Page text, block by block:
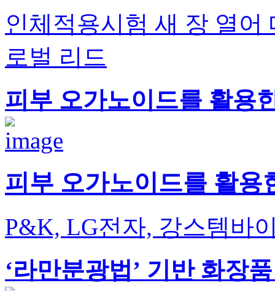
인체적용시험 새 장 열
로벌 리드
피부 오가노이드를 활용
피부 오가노이드를 활용
P&K, LG전자, 강스템바
‘라만분광법’ 기반 화장